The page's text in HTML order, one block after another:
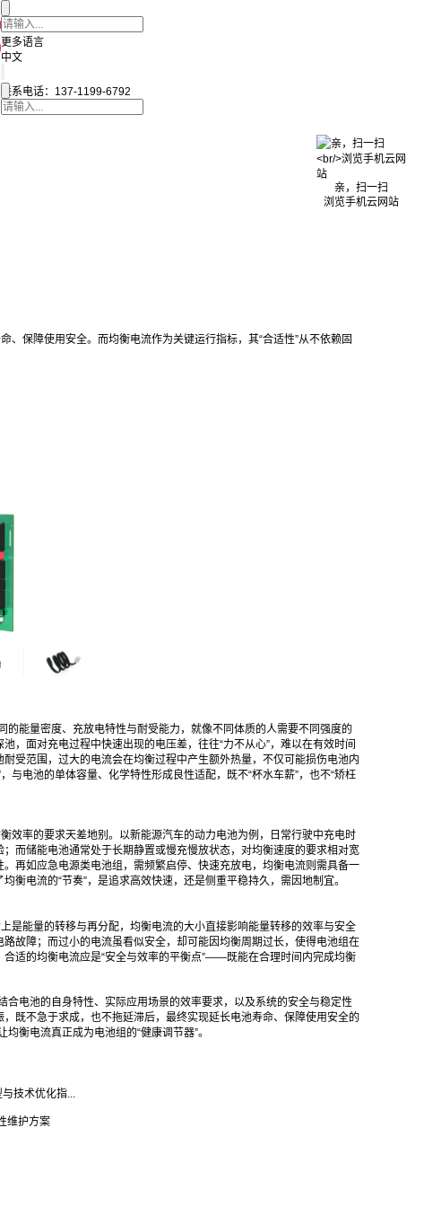
更多语言
中文
联系电话：137-1199-6792
保障使用安全。而均衡电流作为关键运行指标，其“合适性”从不依赖固
的能量密度、充放电特性与耐受能力，就像不同体质的人需要不同强度的
，面对充电过程中快速出现的电压差，往往“力不从心”，难以在有效时间
受范围，过大的电流会在均衡过程中产生额外热量，不仅可能损伤电池内
电池的单体容量、化学特性形成良性适配，既不“杯水车薪”，也不“矫枉
效率的要求天差地别。以新能源汽车的动力电池为例，日常行驶中充电时
而储能电池通常处于长期静置或慢充慢放状态，对均衡速度的要求相对宽
再如应急电源类电池组，需频繁启停、快速充放电，均衡电流则需具备一
电流的“节奏”，是追求高效快速，还是侧重平稳持久，需因地制宜。
是能量的转移与再分配，均衡电流的大小直接影响能量转移的效率与安全
故障；而过小的电流虽看似安全，却可能因均衡周期过长，使得电池组在
适的均衡电流应是“安全与效率的平衡点”——既能在合理时间内完成均衡
电池的自身特性、实际应用场景的效率要求，以及系统的安全与稳定性
既不急于求成，也不拖延滞后，最终实现延长电池寿命、保障使用安全的
衡电流真正成为电池组的“健康调节器”。
技术优化指...
维护方案
亲，扫一扫
浏览手机云网站